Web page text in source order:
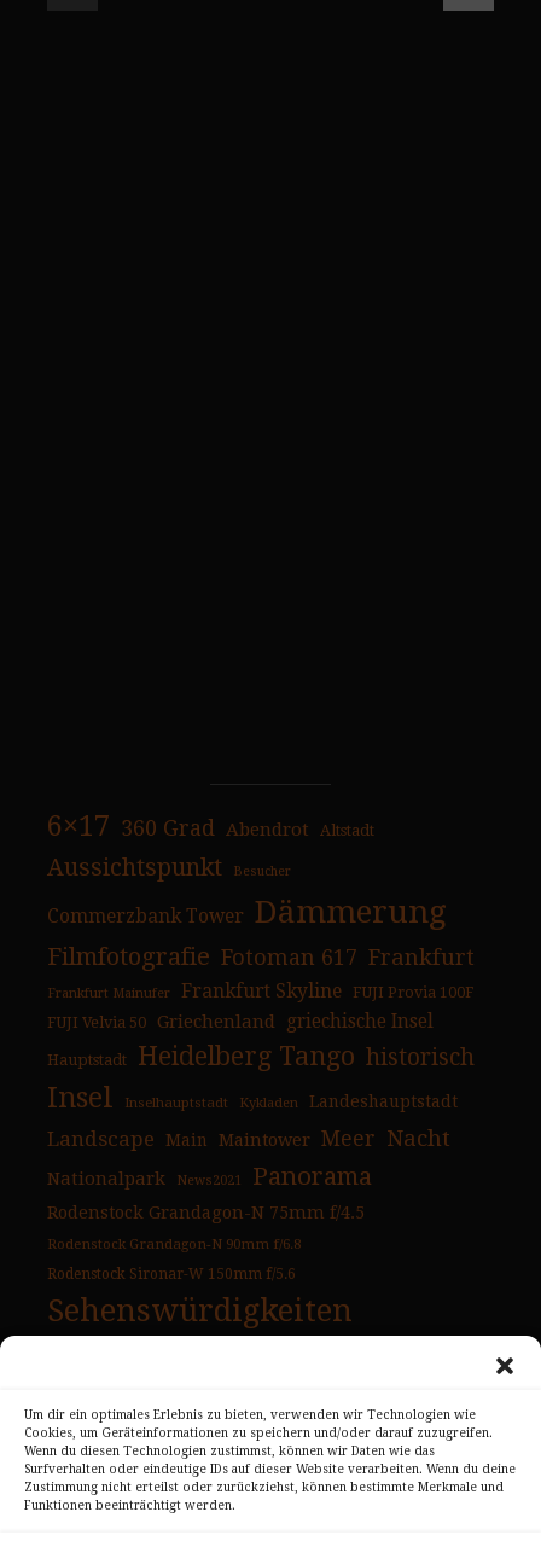
Um dir ein optimales Erlebnis zu bieten, verwenden wir Technologien wie
Cookies, um Geräteinformationen zu speichern und/oder darauf zuzugreifen.
Wenn du diesen Technologien zustimmst, können wir Daten wie das
Surfverhalten oder eindeutige IDs auf dieser Website verarbeiten. Wenn du deine
Zustimmung nicht erteilst oder zurückziehst, können bestimmte Merkmale und
Funktionen beeinträchtigt werden.
6×17 360 Grad Abendrot Altstadt
Aussichtspunkt Besucher
Commerzbank Tower Dämmerung
Filmfotografie Fotoman 617 Frankfurt
Frankfurt Mainufer Frankfurt Skyline
FUJI Provia 100F
FUJI Velvia 50
Griechenland griechische Insel
Hauptstadt Heidelberg Tango historisch
Insel Inselhauptstadt Kykladen Landeshauptstadt
Landscape Main Maintower Meer Nacht
Nationalpark News2021 Panorama
Rodenstock Grandagon-N 75mm f/4.5
Rodenstock Grandagon-N 90mm f/6.8
Rodenstock Sironar-W 150mm f/5.6
Sehenswürdigkeiten
Urlaubsbilder USA USA Ostküste
USA Westküste Wahrzeichen Überblick